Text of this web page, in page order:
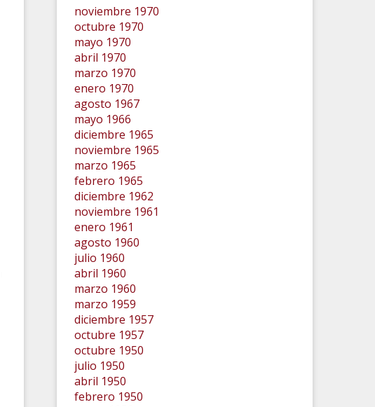
noviembre 1970
octubre 1970
mayo 1970
abril 1970
marzo 1970
enero 1970
agosto 1967
mayo 1966
diciembre 1965
noviembre 1965
marzo 1965
febrero 1965
diciembre 1962
noviembre 1961
enero 1961
agosto 1960
julio 1960
abril 1960
marzo 1960
marzo 1959
diciembre 1957
octubre 1957
octubre 1950
julio 1950
abril 1950
febrero 1950